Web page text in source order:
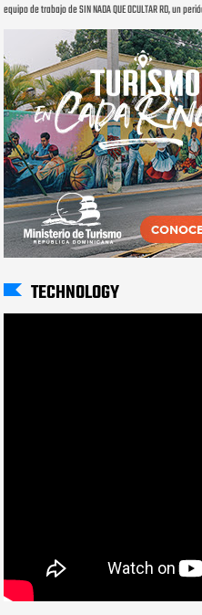
equipo de trabajo de SIN NADA QUE OCULTAR RD, un
TECHNOLOGY